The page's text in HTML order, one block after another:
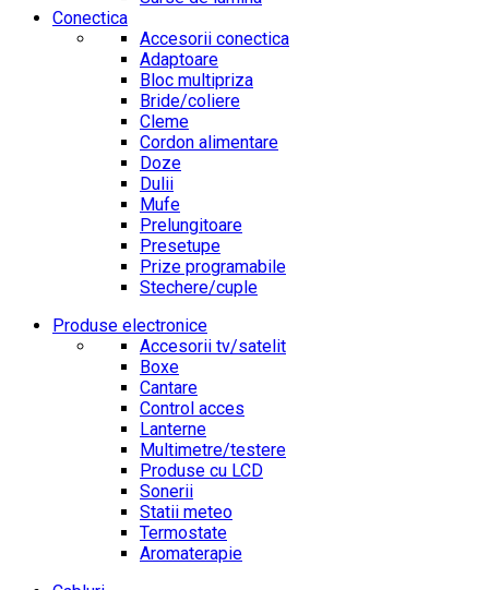
Conectica
Accesorii conectica
Adaptoare
Bloc multipriza
Bride/coliere
Cleme
Cordon alimentare
Doze
Dulii
Mufe
Prelungitoare
Presetupe
Prize programabile
Stechere/cuple
Produse electronice
Accesorii tv/satelit
Boxe
Cantare
Control acces
Lanterne
Multimetre/testere
Produse cu LCD
Sonerii
Statii meteo
Termostate
Aromaterapie